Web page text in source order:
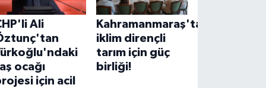
Ali
ocağı
için acil
Kahramanmaraş'ta
iklim dirençli
tarım için güç
birliği!